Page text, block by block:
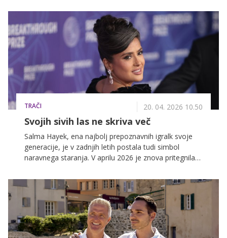
TRAČI 20. 04. 2026 10.50
Svojih sivih las ne skriva več
Salma Hayek, ena najbolj prepoznavnih igralk svoje
generacije, je v zadnjih letih postala tudi simbol
naravnega staranja. V aprilu 2026 je znova pritegnila
rdečih preprogah samozavestno pokazala svoje sive
lase.